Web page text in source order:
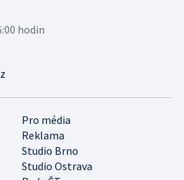
Pro média
Reklama
Studio Brno
Studio Ostrava
hodin